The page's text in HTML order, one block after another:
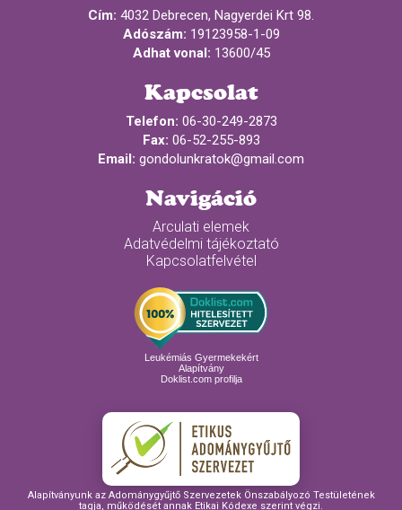
Cím: 4032 Debrecen, Nagyerdei Krt 98.
Adószám: 19123958-1-09
Adhat vonal: 13600/45
Kapcsolat
Telefon: 06-30-249-2873
Fax: 06-52-255-893
Email: gondolunkratok@gmail.com
Navigáció
Arculati elemek
Adatvédelmi tájékoztató
Kapcsolatfelvétel
Leukémiás Gyermekekért
Alapítvány
Doklist.com profilja
Alapítványunk az Adománygyűjtő Szervezetek Önszabályozó Testületének
tagja, működését annak Etikai Kódexe szerint végzi.